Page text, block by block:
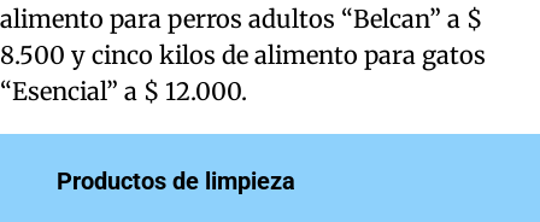
alimento para perros adultos “Belcan” a $
8.500 y cinco kilos de alimento para gatos
“Esencial” a $ 12.000.
Productos de limpieza